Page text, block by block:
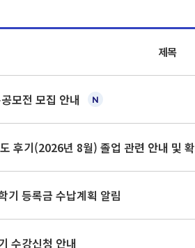
제목
모전 모집 안내
후기(2026년 8월) 졸업 관련 안내 및
등록금 수납계획 알림
수강신청 안내